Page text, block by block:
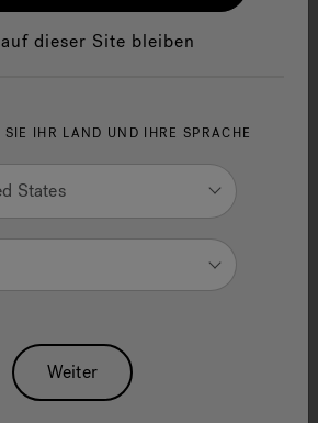
dieser Site bleiben
SIE IHR LAND UND IHRE SPRACHE
States
Weiter